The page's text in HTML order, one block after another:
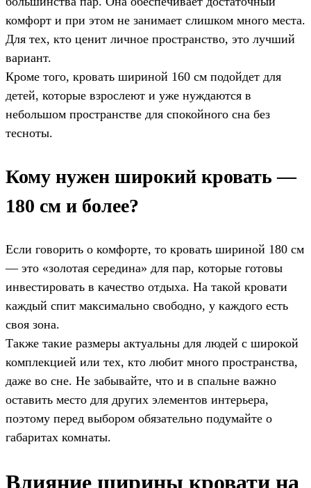
комфорт и при этом не занимает слишком много места.
Для тех, кто ценит личное пространство, это лучший
вариант.
Кроме того, кровать шириной 160 см подойдет для
детей, которые взрослеют и уже нуждаются в
небольшом пространстве для спокойного сна без
тесноты.
Кому нужен широкий кровать —
180 см и более?
Если говорить о комфорте, то кровать шириной 180 см
— это «золотая середина» для пар, которые готовы
инвестировать в качество отдыха. На такой кровати
каждый спит максимально свободно, у каждого есть
своя зона.
Также такие размеры актуальны для людей с широкой
комплекцией или тех, кто любит много пространства,
даже во сне. Не забывайте, что и в спальне важно
оставить место для других элементов интерьера,
поэтому перед выбором обязательно подумайте о
габаритах комнаты.
Влияние ширины кровати на